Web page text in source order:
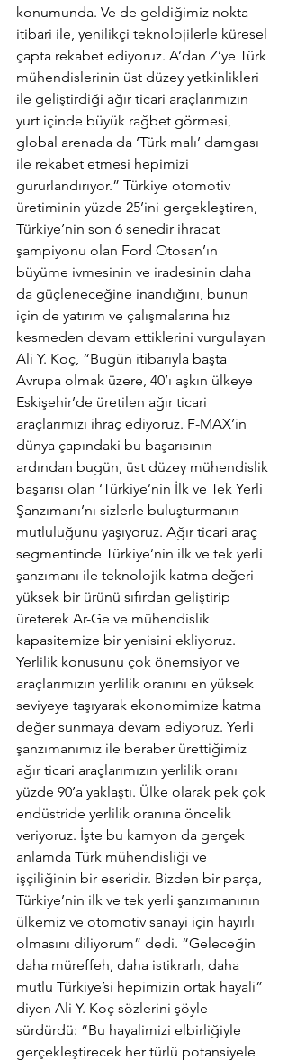
konumunda. Ve de geldiğimiz nokta
itibari ile, yenilikçi teknolojilerle küresel
çapta rekabet ediyoruz. A’dan Z’ye Türk
mühendislerinin üst düzey yetkinlikleri
ile geliştirdiği ağır ticari araçlarımızın
yurt içinde büyük rağbet görmesi,
global arenada da ‘Türk malı’ damgası
ile rekabet etmesi hepimizi
gururlandırıyor.” Türkiye otomotiv
üretiminin yüzde 25’ini gerçekleştiren,
Türkiye’nin son 6 senedir ihracat
şampiyonu olan Ford Otosan’ın
büyüme ivmesinin ve iradesinin daha
da güçleneceğine inandığını, bunun
için de yatırım ve çalışmalarına hız
kesmeden devam ettiklerini vurgulayan
Ali Y. Koç, “Bugün itibarıyla başta
Avrupa olmak üzere, 40’ı aşkın ülkeye
Eskişehir’de üretilen ağır ticari
araçlarımızı ihraç ediyoruz. F-MAX’in
dünya çapındaki bu başarısının
ardından bugün, üst düzey mühendislik
başarısı olan ‘Türkiye’nin İlk ve Tek Yerli
Şanzımanı’nı sizlerle buluşturmanın
mutluluğunu yaşıyoruz. Ağır ticari araç
segmentinde Türkiye’nin ilk ve tek yerli
şanzımanı ile teknolojik katma değeri
yüksek bir ürünü sıfırdan geliştirip
üreterek Ar-Ge ve mühendislik
kapasitemize bir yenisini ekliyoruz.
Yerlilik konusunu çok önemsiyor ve
araçlarımızın yerlilik oranını en yüksek
seviyeye taşıyarak ekonomimize katma
değer sunmaya devam ediyoruz. Yerli
şanzımanımız ile beraber ürettiğimiz
ağır ticari araçlarımızın yerlilik oranı
yüzde 90’a yaklaştı. Ülke olarak pek çok
endüstride yerlilik oranına öncelik
veriyoruz. İşte bu kamyon da gerçek
anlamda Türk mühendisliği ve
işçiliğinin bir eseridir. Bizden bir parça,
Türkiye’nin ilk ve tek yerli şanzımanının
ülkemiz ve otomotiv sanayi için hayırlı
olmasını diliyorum” dedi. “Geleceğin
daha müreffeh, daha istikrarlı, daha
mutlu Türkiye’si hepimizin ortak hayali”
diyen Ali Y. Koç sözlerini şöyle
sürdürdü: “Bu hayalimizi elbirliğiyle
gerçekleştirecek her türlü potansiyele